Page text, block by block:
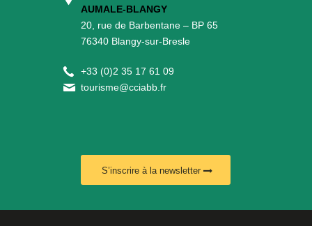
AUMALE-BLANGY
20, rue de Barbentane – BP 65
76340 Blangy-sur-Bresle
+33 (0)2 35 17 61 09
tourisme@cciabb.fr
S’inscrire à la newsletter